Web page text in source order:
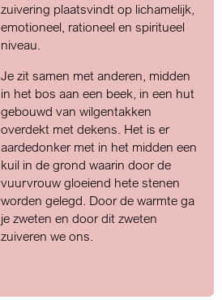
zuivering plaatsvindt op lichamelijk,
emotioneel, rationeel en spiritueel
niveau.
Je zit samen met anderen, midden
in het bos aan een beek, in een hut
gebouwd van wilgentakken
overdekt met dekens. Het is er
aardedonker met in het midden een
kuil in de grond waarin door de
vuurvrouw gloeiend hete stenen
worden gelegd. Door de warmte ga
je zweten en door dit zweten
zuiveren we ons.